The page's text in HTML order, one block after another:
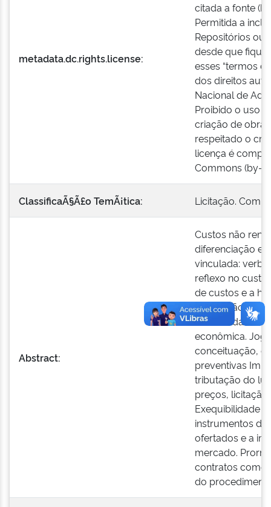
metadata.dc.rights.license:
citada a fonte
Permitida a
Repositórios ou
desde que
esses “termos
dos direitos
Nacional de
Proibido o uso
criação de
respeitado o
licença é
Commons (by-
ClassificaÃ§Ã£o TemÃ¡tica: Licitação.
Abstract:
Custos não
diferenciação e
vinculada:
reflexo no custo
de custos e a
vinculação
contratada e a
econômica.
conceituação,
preventivas
tributação do
preços,
Exequibilidade
instrumentos de
ofertados e a
mercado.
contratos como
do